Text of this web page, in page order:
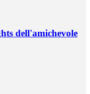
dell'amichevole